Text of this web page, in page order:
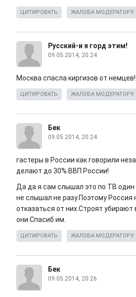
ЦИТИРОВАТЬ ЖАЛОБА МОДЕРАТОРУ
Русский-и я горд этим!
09.05.2014, 20:24
Москва спасла киргизов от немцев!
ЦИТИРОВАТЬ ЖАЛОБА МОДЕРАТОРУ
Бек
09.05.2014, 20:24
гастеры в России как говорили
делают до 30% ВВП России!
Да да я сам слышал это по ТВ один
не слышал не разу.Поэтому Россия
отказаться от них.Строят убирают
они.Спасиб им.
ЦИТИРОВАТЬ ЖАЛОБА МОДЕРАТОРУ
Бек
09.05.2014, 20:26